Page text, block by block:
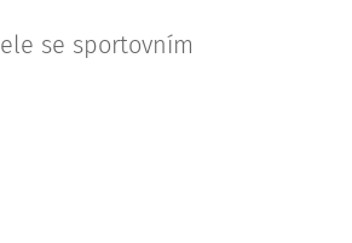
se sportovním